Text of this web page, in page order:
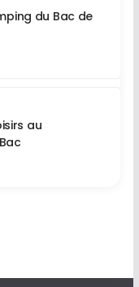
du Bac de
au